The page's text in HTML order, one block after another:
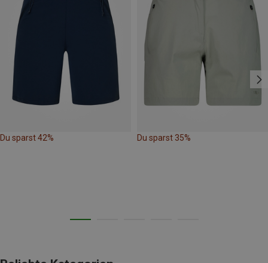
Du sparst 42% Du sparst 35%